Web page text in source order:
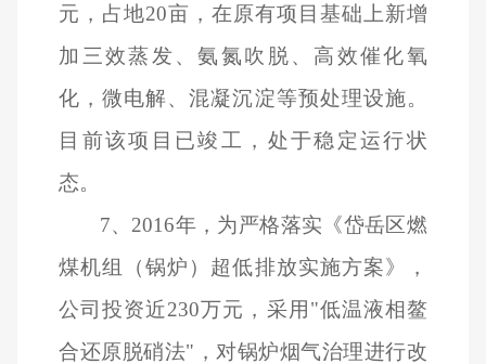
元，占地20亩，在原有项目基础上新增
加三效蒸发、氨氮吹脱、高效催化氧
化，微电解、混凝沉淀等预处理设施。
目前该项目已竣工，处于稳定运行状
态。
7、2016年，为严格落实《岱岳区燃
煤机组（锅炉）超低排放实施方案》，
公司投资近230万元，采用"低温液相鳌
合还原脱硝法"，对锅炉烟气治理进行改